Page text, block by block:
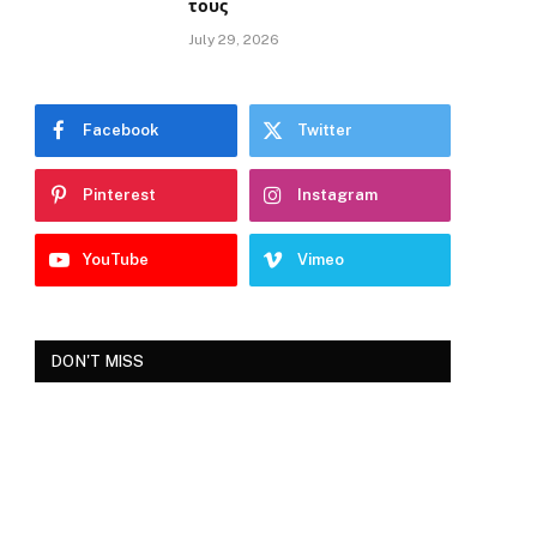
τους
July 29, 2026
Facebook Twitter
Pinterest Instagram
YouTube Vimeo
DON'T MISS